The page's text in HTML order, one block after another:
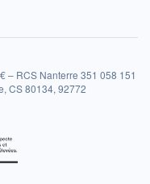
– RCS Nanterre 351 058 151
CS 80134, 92772